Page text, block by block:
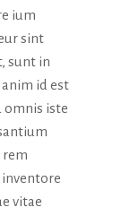
ium
sint
sunt in
id est
omnis iste
inventore
vitae